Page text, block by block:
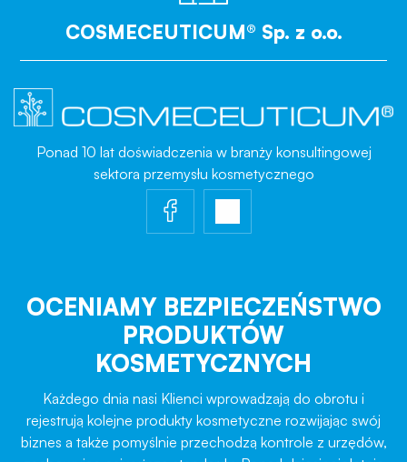
COSMECEUTICUM® Sp. z o.o.
Ponad 10 lat doświadczenia w branży konsultingowej
sektora przemysłu kosmetycznego
OCENIAMY BEZPIECZEŃSTWO
PRODUKTÓW
KOSMETYCZNYCH
Każdego dnia nasi Klienci wprowadzają do obrotu i
rejestrują kolejne produkty kosmetyczne rozwijając swój
biznes a także pomyślnie przechodzą kontrole z urzędów,